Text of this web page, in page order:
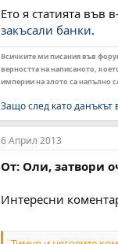
Ето я статията във
закъсали банки.
Всичките ми писания във
верността на написаното,
империи на злото са напълно
Защо след като данъкът
6 Април 2013
От: Оли, затвори
Интересни